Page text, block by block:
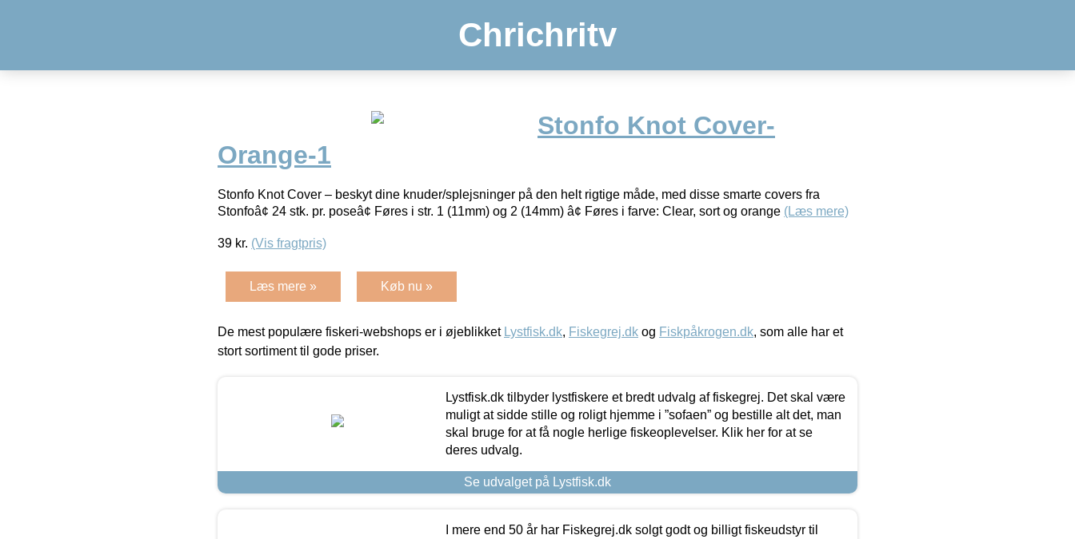
Chrichritv
Stonfo Knot Cover-
Orange-1
Stonfo Knot Cover – beskyt dine knuder/splejsninger på den helt rigtige måde, med disse smarte covers fra
Stonfoâ¢ 24 stk. pr. poseâ¢ Føres i str. 1 (11mm) og 2 (14mm) â¢ Føres i farve: Clear, sort og orange (Læs mere)
39 kr. (Vis fragtpris)
Læs mere » Køb nu »
De mest populære fiskeri-webshops er i øjeblikket Lystfisk.dk, Fiskegrej.dk og Fiskpåkrogen.dk, som alle har et
stort sortiment til gode priser.
Lystfisk.dk tilbyder lystfiskere et bredt udvalg af fiskegrej. Det skal være
muligt at sidde stille og roligt hjemme i ”sofaen” og bestille alt det, man
skal bruge for at få nogle herlige fiskeoplevelser. Klik her for at se
deres udvalg.
Se udvalget på Lystfisk.dk
I mere end 50 år har Fiskegrej.dk solgt godt og billigt fiskeudstyr til